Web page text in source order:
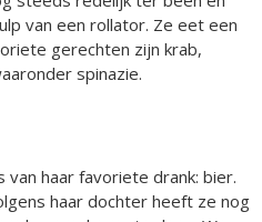
van een rollator. Ze eet een
gerechten zijn krab,
spinazie.
van haar favoriete drank: bier.
haar dochter heeft ze nog